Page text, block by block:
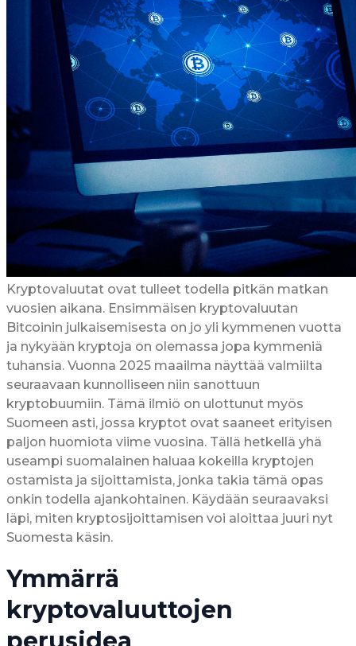
Kryptovaluutat ovat tulleet todella pitkän matkan
vuosien aikana. Ensimmäisen kryptovaluutan
Bitcoinin julkaisemisesta on jo yli kymmenen vuotta
ja nykyään kryptoja on olemassa jopa kymmeniä
tuhansia. Vuonna 2025 maailma näyttää valmiilta
seuraavaan kunnolliseen niin sanottuun
kryptobuumiin. Tämä ilmiö on ulottunut myös
Suomeen asti, jossa kryptot ovat saaneet erityisen
paljon huomiota viime vuosina. Tällä hetkellä yhä
useampi suomalainen haluaa kokeilla kryptojen
ostamista ja sijoittamista, jonka takia tämä opas
onkin todella ajankohtainen. Käydään seuraavaksi
läpi, miten kryptosijoittamisen voi aloittaa juuri nyt
Suomesta käsin.
Ymmärrä
kryptovaluuttojen